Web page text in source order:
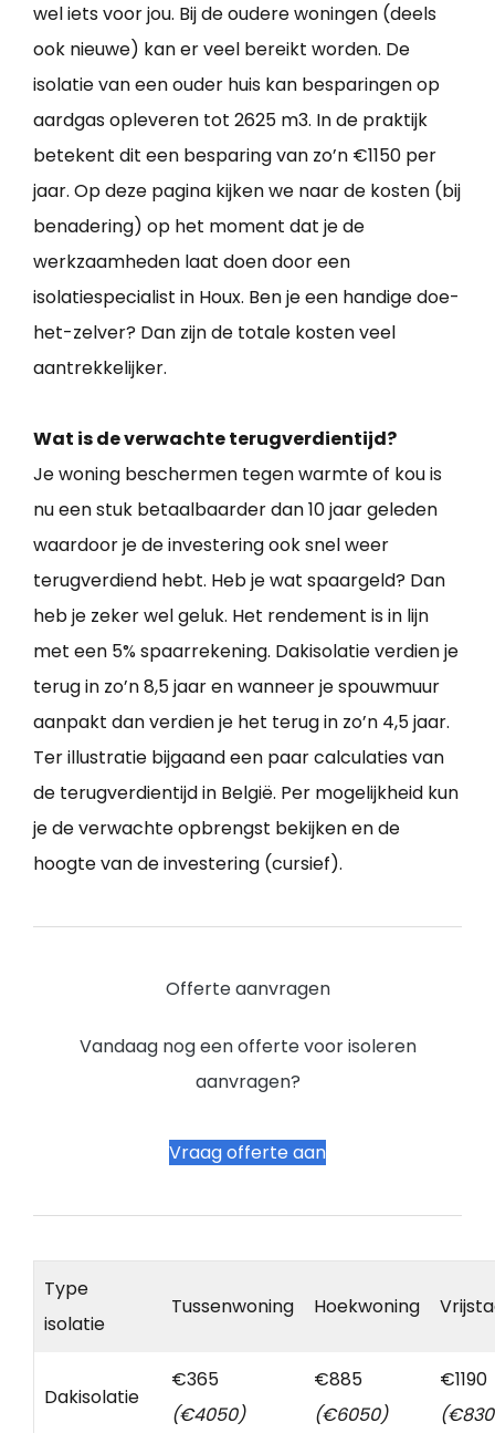
wel iets voor jou. Bij de oudere woningen (deels
ook nieuwe) kan er veel bereikt worden. De
isolatie van een ouder huis kan besparingen op
aardgas opleveren tot 2625 m3. In de praktijk
betekent dit een besparing van zo’n €1150 per
jaar. Op deze pagina kijken we naar de kosten (bij
benadering) op het moment dat je de
werkzaamheden laat doen door een
isolatiespecialist in Houx. Ben je een handige doe-
het-zelver? Dan zijn de totale kosten veel
aantrekkelijker.
Wat is de verwachte terugverdientijd?
Je woning beschermen tegen warmte of kou is
nu een stuk betaalbaarder dan 10 jaar geleden
waardoor je de investering ook snel weer
terugverdiend hebt. Heb je wat spaargeld? Dan
heb je zeker wel geluk. Het rendement is in lijn
met een 5% spaarrekening. Dakisolatie verdien je
terug in zo’n 8,5 jaar en wanneer je spouwmuur
aanpakt dan verdien je het terug in zo’n 4,5 jaar.
Ter illustratie bijgaand een paar calculaties van
de terugverdientijd in België. Per mogelijkheid kun
je de verwachte opbrengst bekijken en de
hoogte van de investering (cursief).
Offerte aanvragen
Vandaag nog een offerte voor isoleren
aanvragen?
Vraag offerte aan
Type
isolatie
Tussenwoning Hoekwoning
Dakisolatie
€365
(€4050)
€885
(€6050)
€1190